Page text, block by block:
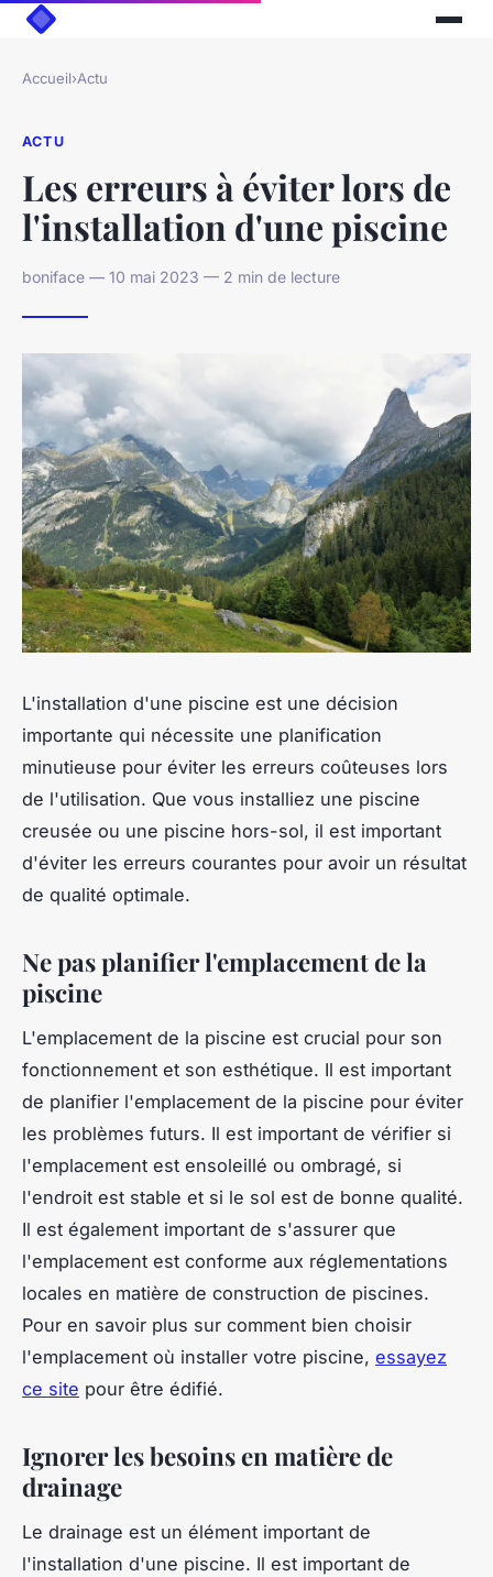
Accueil›Actu
ACTU
Les erreurs à éviter lors de
l'installation d'une piscine
boniface — 10 mai 2023 — 2 min de lecture
L'installation d'une piscine est une décision
importante qui nécessite une planification
minutieuse pour éviter les erreurs coûteuses lors
de l'utilisation. Que vous installiez une piscine
creusée ou une piscine hors-sol, il est important
d'éviter les erreurs courantes pour avoir un résultat
de qualité optimale.
Ne pas planifier l'emplacement de la
piscine
L'emplacement de la piscine est crucial pour son
fonctionnement et son esthétique. Il est important
de planifier l'emplacement de la piscine pour éviter
les problèmes futurs. Il est important de vérifier si
l'emplacement est ensoleillé ou ombragé, si
l'endroit est stable et si le sol est de bonne qualité.
Il est également important de s'assurer que
l'emplacement est conforme aux réglementations
locales en matière de construction de piscines.
Pour en savoir plus sur comment bien choisir
l'emplacement où installer votre piscine, essayez
ce site pour être édifié.
Ignorer les besoins en matière de
drainage
Le drainage est un élément important de
l'installation d'une piscine. Il est important de